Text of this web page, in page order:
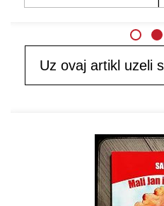
Uz ovaj artikl uzeli